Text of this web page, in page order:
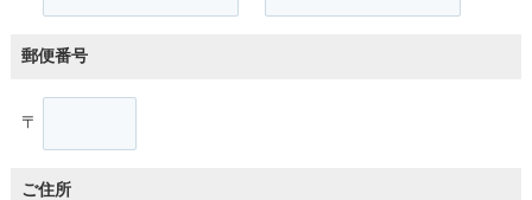
郵便番号
〒
ご住所